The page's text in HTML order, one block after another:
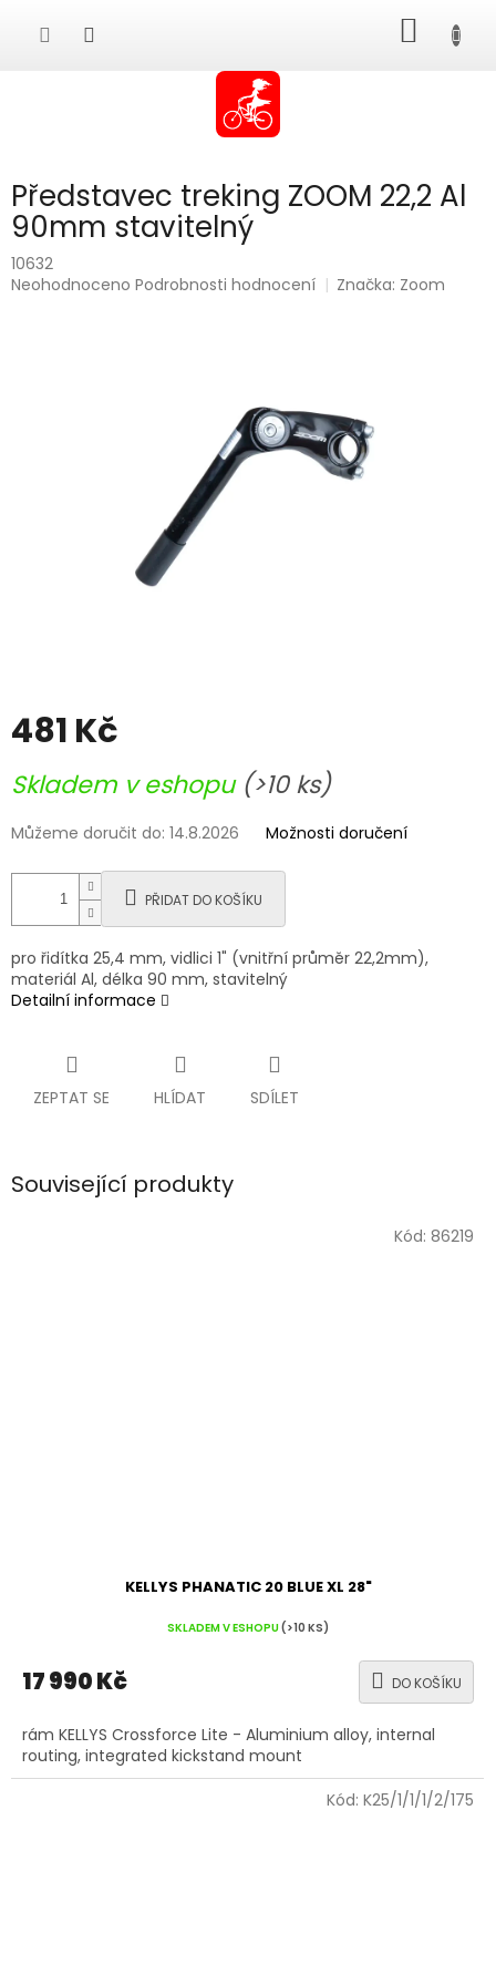
KOŠÍK
Představec treking ZOOM 22,2 Al
90mm stavitelný
10632
Průměrné
Neohodnoceno Podrobnosti hodnocení Značka: Zoom
481 Kč
cena:
Skladem v eshopu (>10 ks)
Můžeme doručit do: 14.8.2026 Možnosti doručení
PŘIDAT DO KOŠÍKU
pro řidítka 25,4 mm, vidlici 1" (vnitřní průměr 22,2mm),
materiál Al, délka 90 mm, stavitelný
Detailní informace
ZEPTAT SE HLÍDAT SDÍLET
Související produkty
KELLYS PHANATIC 20 BLUE XL 28"
SKLADEM V ESHOPU(>10 KS)
17 990 Kč DO KOŠÍKU
rám KELLYS Crossforce Lite - Aluminium alloy, internal
routing, integrated kickstand mount
Kód: 86219
Kód: K25/1/1/1/2/175